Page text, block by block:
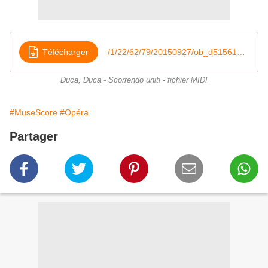
Télécharger
Duca, Duca - Scorrendo uniti - fichier MIDI
#MuseScore #Opéra
Partager